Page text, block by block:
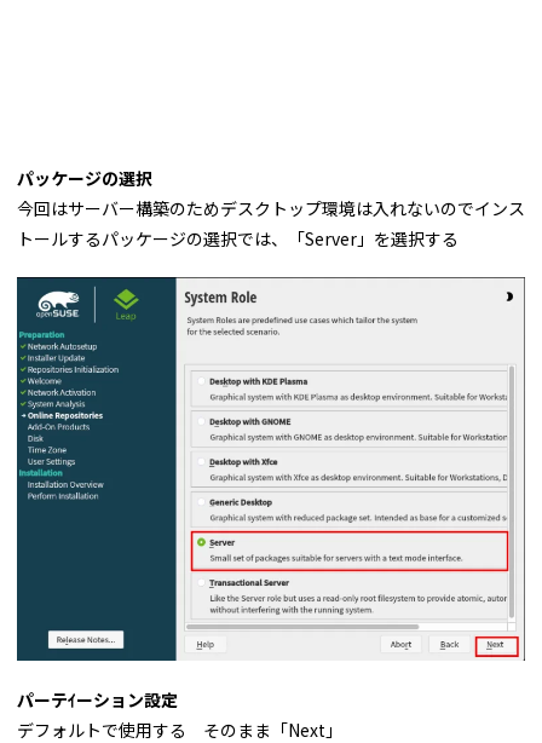
パッケージの選択
今回はサーバー構築のためデスクトップ環境は入れないのでインス
トールするパッケージの選択では、「Server」を選択する
パーテｲーション設定
デフォルトで使用する そのまま「Next」